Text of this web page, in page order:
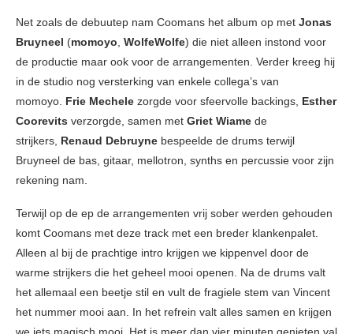
Net zoals de debuutep nam Coomans het album op met Jonas
Bruyneel (momoyo, WolfeWolfe) die niet alleen instond voor
de productie maar ook voor de arrangementen. Verder kreeg hij
in de studio nog versterking van enkele collega’s van
momoyo. Frie Mechele zorgde voor sfeervolle backings, Esther
Coorevits verzorgde, samen met Griet Wiame de
strijkers, Renaud Debruyne bespeelde de drums terwijl
Bruyneel de bas, gitaar, mellotron, synths en percussie voor zijn
rekening nam.
Terwijl op de ep de arrangementen vrij sober werden gehouden
komt Coomans met deze track met een breder klankenpalet.
Alleen al bij de prachtige intro krijgen we kippenvel door de
warme strijkers die het geheel mooi openen. Na de drums valt
het allemaal een beetje stil en vult de fragiele stem van Vincent
het nummer mooi aan. In het refrein valt alles samen en krijgen